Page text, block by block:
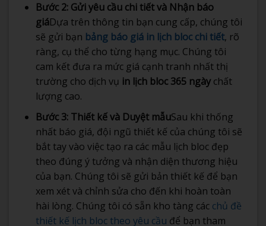
Bước 2: Gửi yêu cầu chi tiết và Nhận báo
giáDựa trên thông tin bạn cung cấp, chúng tôi
sẽ gửi bạn bảng báo giá in lịch bloc chi tiết, rõ
ràng, cụ thể cho từng hạng mục. Chúng tôi
cam kết đưa ra mức giá cạnh tranh nhất thị
trường cho dịch vụ in lịch bloc 365 ngàychất
lượng cao.
Bước 3: Thiết kế và Duyệt mẫuSau khi thống
nhất báo giá, đội ngũ thiết kế của chúng tôi sẽ
bắt tay vào việc tạo ra các mẫu lịch bloc đẹp
theo đúng ý tưởng và nhận diện thương hiệu
của bạn. Chúng tôi sẽ gửi bản thiết kế để bạn
xem xét và chỉnh sửa cho đến khi hoàn toàn
hài lòng. Chúng tôi có sẵn kho tàng các chủ đề
thiết kế lịch bloc theo yêu cầu để bạn tham